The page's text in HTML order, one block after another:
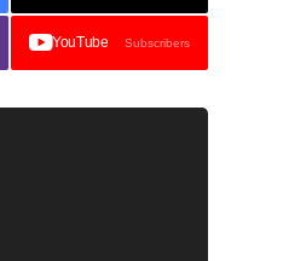
YouTube Subscribers